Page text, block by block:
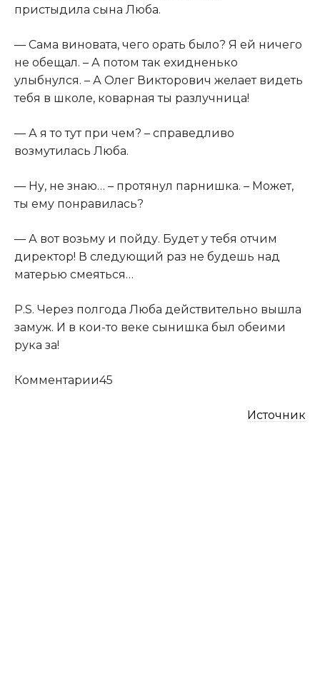
пристыдила сына Люба.
— Сама виновата, чего орать было? Я ей ничего
не обещал. – А потом так ехидненько
улыбнулся. – А Олег Викторович желает видеть
тебя в школе, коварная ты разлучница!
— А я то тут при чем? – справедливо
возмутилась Люба.
— Ну, не знаю… – протянул парнишка. – Может,
ты ему понравилась?
— А вот возьму и пойду. Будет у тебя отчим
директор! В следующий раз не будешь над
матерью смеяться…
P.S. Через полгода Люба действительно вышла
замуж. И в кои-то веке сынишка был обеими
рука за!
Комментарии45
Источник